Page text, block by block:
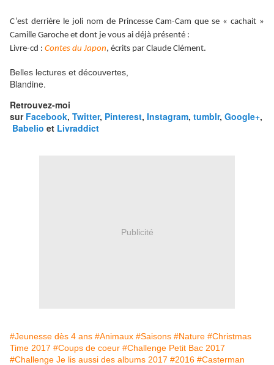
C’est derrière le joli nom de Princesse Cam-Cam que se « cachait »
Camille Garoche et dont je vous ai déjà présenté :
Livre-cd : Contes du Japon, écrits par Claude Clément.
Belles lectures et découvertes,
Blandine.
Retrouvez-moi
sur Facebook, Twitter, Pinterest, Instagram, tumblr, Google+,
Babelio et Livraddict
Publicité
#Jeunesse dès 4 ans #Animaux #Saisons #Nature #Christmas
Time 2017 #Coups de coeur #Challenge Petit Bac 2017
#Challenge Je lis aussi des albums 2017 #2016 #Casterman